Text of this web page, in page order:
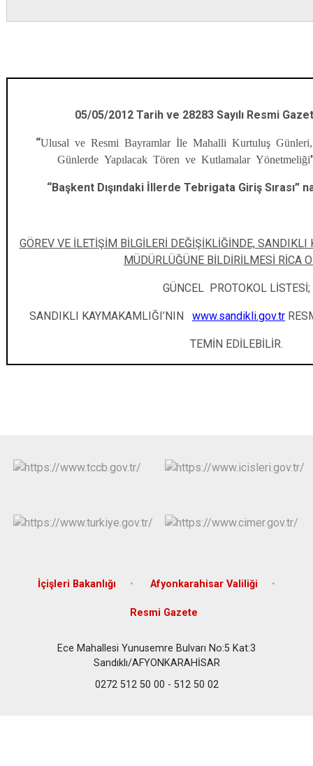
05/05/2012 Tarih ve 28283 Sayılı Resmi
“Ulusal ve Resmi Bayramlar İle Mahalli Kurtuluş
Günlerde Yapılacak Tören ve Kutlamalar Yönetmeliği
“Başkent Dışındaki İllerde Tebrigata Giriş Sırası”
GÖREV VE İLETİŞİM BİLGİLERİ DEĞİŞİKLİĞİNDE,
MÜDÜRLÜĞÜNE BİLDİRİLMESİ RİCA
GÜNCEL PROTOKOL LİSTESİ;
SANDIKLI KAYMAKAMLIĞI’NIN www.sandikli.gov.tr
TEMİN EDİLEBİLİR.
İçişleri Bakanlığı Afyonkarahisar Valiliği
Resmi Gazete
Ece Mahallesi Yunusemre Bulvarı No:5 Kat:3
Sandıklı/AFYONKARAHİSAR
0272 512 50 00 - 512 50 02